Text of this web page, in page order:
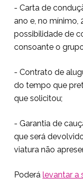
- Carta de
ano e, no mínimo,
possibilidade de
consoante o
- Contrato de
do tempo que
que solicitou;
- Garantia de
que será
viatura não
Poderá levantar a